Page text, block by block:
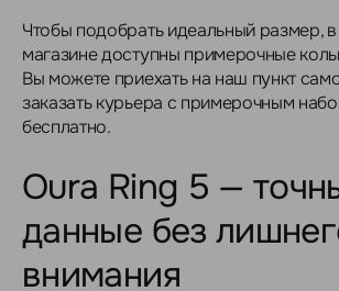
Чтобы подобрать идеальный размер,
магазине доступны примерочные
Вы можете приехать на наш пункт
заказать курьера с примерочным
бесплатно.
Oura Ring 5 —
данные без
внимания